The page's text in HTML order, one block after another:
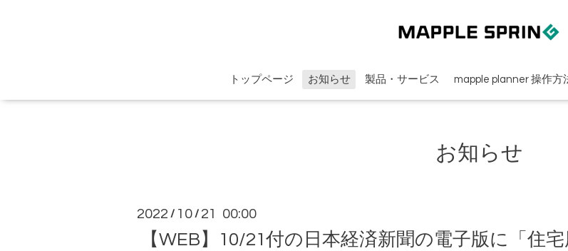
トップページ お知らせ 製品・サービス mapple planner 操作方
お知らせ
2022 / 10 / 21 00:00
【WEB】10/21付の日本経済新聞の電子版に「住